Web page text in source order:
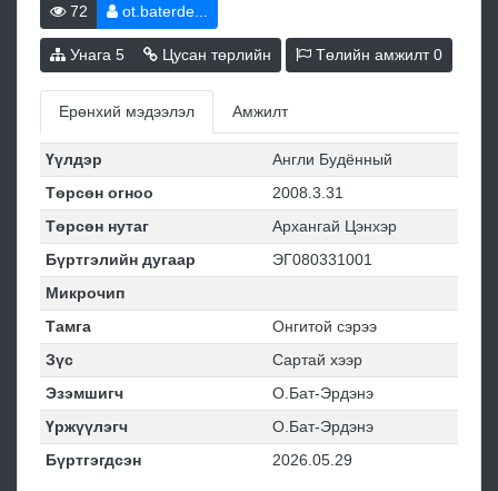
72 ot.baterde...
Унага 5 Цусан төрлийн Төлийн амжилт0
Ерөнхий мэдээлэл Амжилт
Үүлдэр
Англи Будённый
Төрсөн огноо
2008.3.31
Төрсөн нутаг
Архангай Цэнхэр
Бүртгэлийн дугаар
ЭГ080331001
Микрочип
Тамга
Онгитой сэрээ
Зүс
Сартай хээр
Эзэмшигч
О.Бат-Эрдэнэ
Үржүүлэгч
О.Бат-Эрдэнэ
Бүртгэгдсэн
2026.05.29